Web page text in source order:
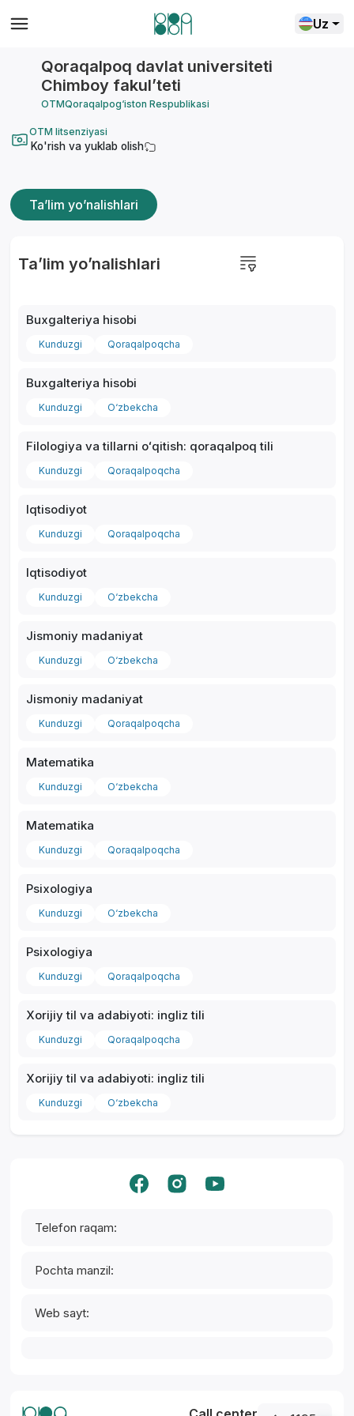
Uz
*
Qoraqalpoq davlat universiteti
Chimboy fakulʼteti
OTMQoraqalpog‘iston Respublikasi
OTM litsenziyasi
Ko'rish va yuklab olish
Ta’lim yo’nalishlari
Telefon raqam:
Pochta manzil:
Web sayt:
Ta’lim yo’nalishlari
Buxgalteriya hisobi
Kunduzgi Qoraqalpoqcha
Buxgalteriya hisobi
Kunduzgi O‘zbekcha
Filologiya va tillarni oʻqitish: qoraqalpoq tili
Kunduzgi Qoraqalpoqcha
Iqtisodiyot
Kunduzgi Qoraqalpoqcha
Iqtisodiyot
Kunduzgi O‘zbekcha
Jismoniy madaniyat
Kunduzgi O‘zbekcha
Jismoniy madaniyat
Kunduzgi Qoraqalpoqcha
Matematika
Kunduzgi O‘zbekcha
Matematika
Kunduzgi Qoraqalpoqcha
Psixologiya
Kunduzgi O‘zbekcha
Psixologiya
Kunduzgi Qoraqalpoqcha
Xorijiy til va adabiyoti: ingliz tili
Kunduzgi Qoraqalpoqcha
Xorijiy til va adabiyoti: ingliz tili
Kunduzgi O‘zbekcha